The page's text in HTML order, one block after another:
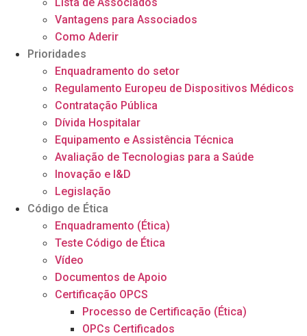
Vantagens para Associados
Como Aderir
Prioridades
Enquadramento do setor
Regulamento Europeu de Dispositivos Médicos
Contratação Pública
Dívida Hospitalar
Equipamento e Assistência Técnica
Avaliação de Tecnologias para a Saúde
Inovação e I&D
Legislação
Código de Ética
Enquadramento (Ética)
Teste Código de Ética
Vídeo
Documentos de Apoio
Certificação OPCS
Processo de Certificação (Ética)
OPCs Certificados